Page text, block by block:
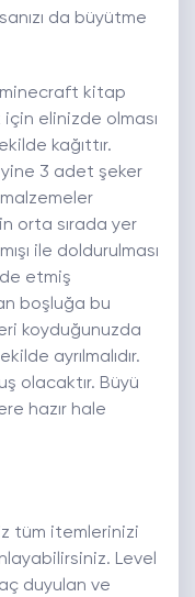
da büyütme
kitap
için elinizde olması
kağıttır.
yine 3 adet şeker
malzemeler
orta sırada yer
ile doldurulması
etmiş
boşluğa bu
koyduğunuzda
ayrılmalıdır.
olacaktır. Büyü
hazır hale
tüm itemlerinizi
Level
duyulan ve